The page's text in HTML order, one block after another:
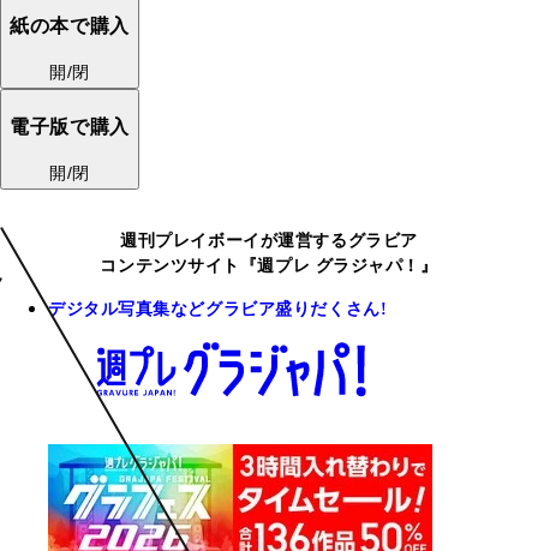
紙の本で購入
開/閉
電子版で購入
開/閉
週刊プレイボーイが運営するグラビア
コンテンツサイト『週プレ グラジャパ！』
デジタル写真集などグラビア盛りだくさん!